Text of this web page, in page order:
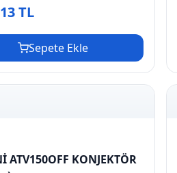
TL
Sepete Ekle
ATV150OFF KONJEKTÖR